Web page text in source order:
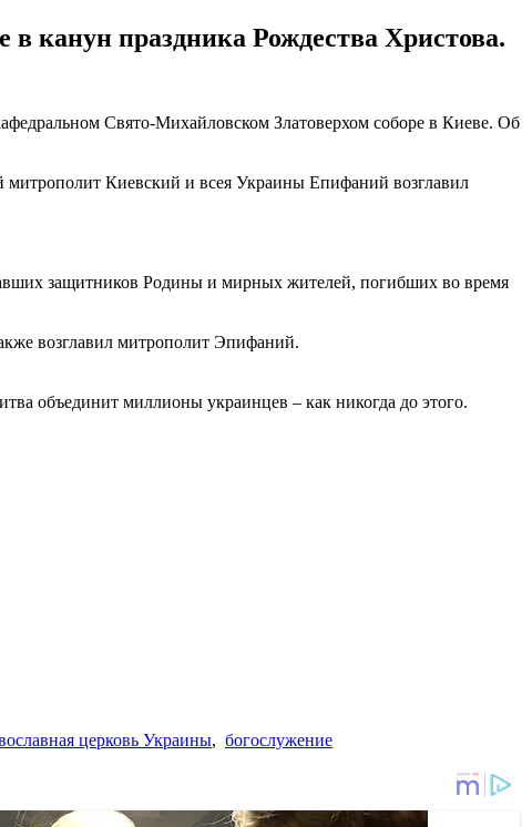
канун праздника Рождества Христова.
Свято-Михайловском Златоверхом соборе в Киеве. Об
митрополит Киевский и всея Украины Епифаний возглавил
защитников Родины и мирных жителей, погибших во время
возглавил митрополит Эпифаний.
объединит миллионы украинцев – как никогда до этого.
церковь Украины, богослужение